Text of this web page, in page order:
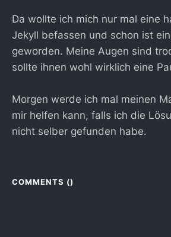
Da wollte ich mich nur mal eine
Jekyll befassen und schon ist
geworden. Meine Augen sind
sollte ihnen wohl wirklich eine
Morgen werde ich mal meinen
mir helfen kann, falls ich die
nicht selber gefunden habe.
COMMENTS ()